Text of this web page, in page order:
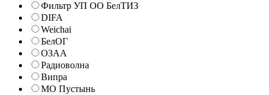
Фильтр УП ОО БелТИЗ
DIFA
Weichai
БелОГ
ОЗАА
Радиоволна
Випра
МО Пустынь